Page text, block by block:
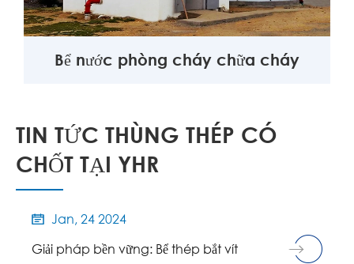
Bể nước phòng cháy chữa cháy
TIN TỨC THÙNG THÉP CÓ
CHỐT TẠI YHR

Jan, 24 2024
Giải pháp bền vững: Bể thép bắt vít